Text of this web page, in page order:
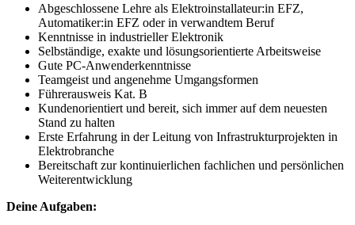
Abgeschlossene Lehre als Elektroinstallateur:in EFZ,
Automatiker:in EFZ oder in verwandtem Beruf
Kenntnisse in industrieller Elektronik
Selbständige, exakte und lösungsorientierte Arbeitsweise
Gute PC-Anwenderkenntnisse
Teamgeist und angenehme Umgangsformen
Führerausweis Kat. B
Kundenorientiert und bereit, sich immer auf dem neuesten
Stand zu halten
Erste Erfahrung in der Leitung von Infrastrukturprojekten in
Elektrobranche
Bereitschaft zur kontinuierlichen fachlichen und persönlichen
Weiterentwicklung
Deine Aufgaben: